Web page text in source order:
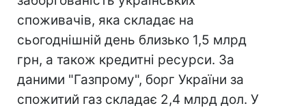
споживачів, яка складає на
сьогоднішній день близько 1,5 млрд
грн, а також кредитні ресурси. За
даними "Газпрому", борг України за
спожитий газ складає 2,4 млрд дол. У